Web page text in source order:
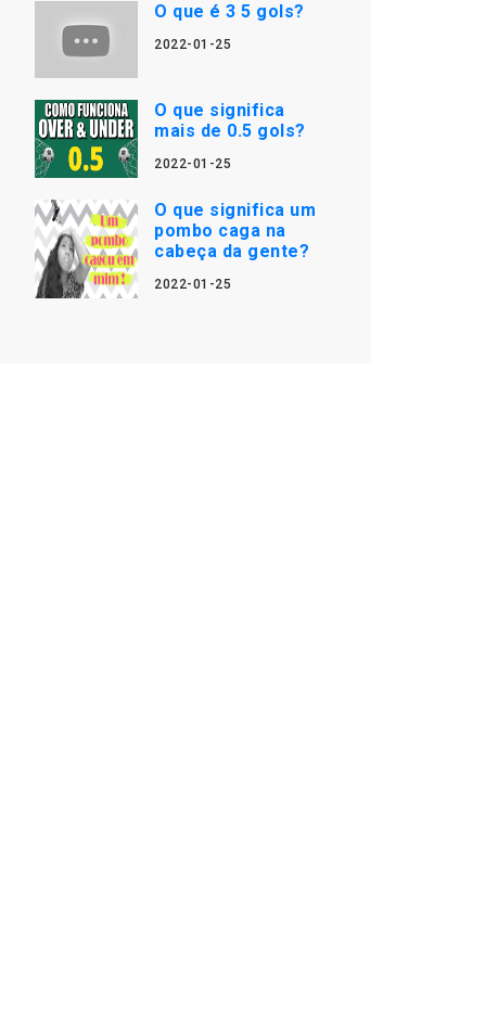
O que é 3 5 gols?
2022-01-25
O que significa
mais de 0.5 gols?
2022-01-25
O que significa um
pombo caga na
cabeça da gente?
2022-01-25